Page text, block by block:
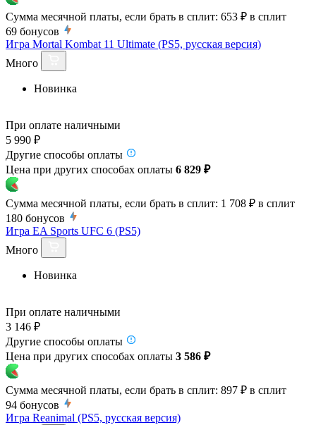
Сумма месячной платы, если брать в сплит: 653 ₽ в сплит
69 бонусов
Игра Mortal Kombat 11 Ultimate (PS5, русская версия)
Много
Новинка
При оплате наличными
5 990 ₽
Другие способы оплаты
Цена при других способах оплаты 6 829 ₽
Сумма месячной платы, если брать в сплит: 1 708 ₽ в сплит
180 бонусов
Игра EA Sports UFC 6 (PS5)
Много
Новинка
При оплате наличными
3 146 ₽
Другие способы оплаты
Цена при других способах оплаты 3 586 ₽
Сумма месячной платы, если брать в сплит: 897 ₽ в сплит
94 бонусов
Игра Reanimal (PS5, русская версия)